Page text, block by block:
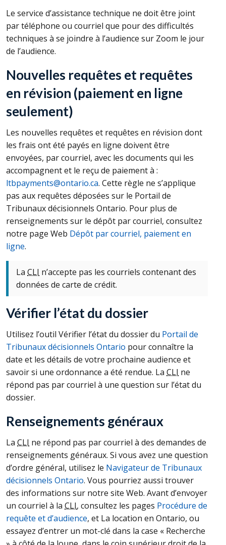
Le service d’assistance technique ne doit être joint
par téléphone ou courriel que pour des difficultés
techniques à se joindre à l’audience sur Zoom le jour
de l’audience.
Nouvelles requêtes et requêtes
en révision (paiement en ligne
seulement)
Les nouvelles requêtes et requêtes en révision dont
les frais ont été payés en ligne doivent être
envoyées, par courriel, avec les documents qui les
accompagnent et le reçu de paiement à :
ltbpayments@ontario.ca. Cette règle ne s’applique
pas aux requêtes déposées sur le Portail de
Tribunaux décisionnels Ontario. Pour plus de
renseignements sur le dépôt par courriel, consultez
notre page Web Dépôt par courriel, paiement en
ligne.
La CLI n’accepte pas les courriels contenant des
données de carte de crédit.
Vérifier l’état du dossier
Utilisez l’outil Vérifier l’état du dossier du Portail de
Tribunaux décisionnels Ontario pour connaître la
date et les détails de votre prochaine audience et
savoir si une ordonnance a été rendue. La CLI ne
répond pas par courriel à une question sur l’état du
dossier.
Renseignements généraux
La CLI ne répond pas par courriel à des demandes de
renseignements généraux. Si vous avez une question
d’ordre général, utilisez le Navigateur de Tribunaux
décisionnels Ontario. Vous pourriez aussi trouver
des informations sur notre site Web. Avant d’envoyer
un courriel à la CLI, consultez les pages Procédure de
requête et d’audience, et La location en Ontario, ou
essayez d’entrer un mot-clé dans la case « Recherche